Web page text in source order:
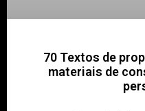
70 Textos de
materiais de